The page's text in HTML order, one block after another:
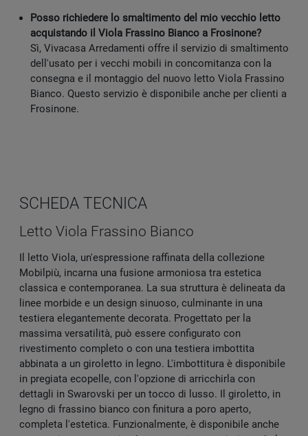
Posso richiedere lo smaltimento del mio vecchio letto
acquistando il Viola Frassino Bianco a Frosinone?
Sì, Vivacasa Arredamenti offre il servizio di smaltimento
dell'usato per i vecchi mobili in concomitanza con la
consegna e il montaggio del nuovo letto Viola Frassino
Bianco. Questo servizio è disponibile anche per clienti a
Frosinone.
SCHEDA TECNICA
Letto Viola Frassino Bianco
Il letto Viola, un'espressione raffinata della collezione
Mobilpiù, incarna una fusione armoniosa tra estetica
classica e contemporanea. La sua struttura è delineata da
linee morbide e un design sinuoso, culminante in una
testiera elegantemente decorata. Progettato per la
massima versatilità, può essere configurato con
rivestimento completo o con una testiera imbottita
abbinata a un giroletto in legno. L'imbottitura è disponibile
in pregiata ecopelle, con l'opzione di arricchirla con
dettagli in Swarovski per un tocco di lusso. Il giroletto, in
legno di frassino bianco con finitura a poro aperto,
completa l'estetica. Funzionalmente, è disponibile anche